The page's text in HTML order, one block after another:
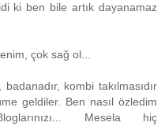
ki ben bile artık dayanamaz
çok sağ ol...
kombi takılmasıdır
geldiler. Ben nasıl özledim
Mesela hiç